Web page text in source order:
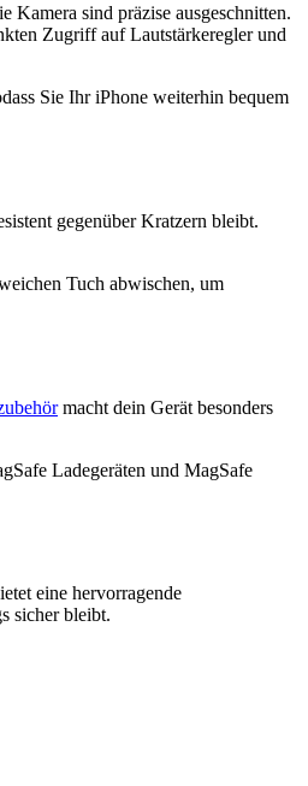
Kamera sind präzise ausgeschnitten.
Zugriff auf Lautstärkeregler und
Sie Ihr iPhone weiterhin bequem
gegenüber Kratzern bleibt.
Tuch abwischen, um
macht dein Gerät besonders
Ladegeräten und MagSafe
eine hervorragende
sicher bleibt.